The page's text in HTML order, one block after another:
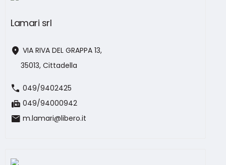
Lamari srl
location_on VIA RIVA DEL GRAPPA 13,
35013, Cittadella
call 049/9402425
fax 049/94000942
mail m.lamari@libero.it